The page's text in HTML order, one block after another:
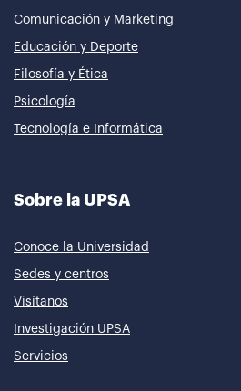
Comunicación y Marketing
Educación y Deporte
Filosofía y Ética
Psicología
Tecnología e Informática
Sobre la UPSA
Conoce la Universidad
Sedes y centros
Visítanos
Investigación UPSA
Servicios